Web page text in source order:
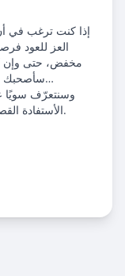
إذا كنت ترغب في
العز للعود
سأصحبك
وسنتعرّف سويًا
الأستفادة القصوى منها. لا تفوّت هذه الفرصة، وتابع القراءة.